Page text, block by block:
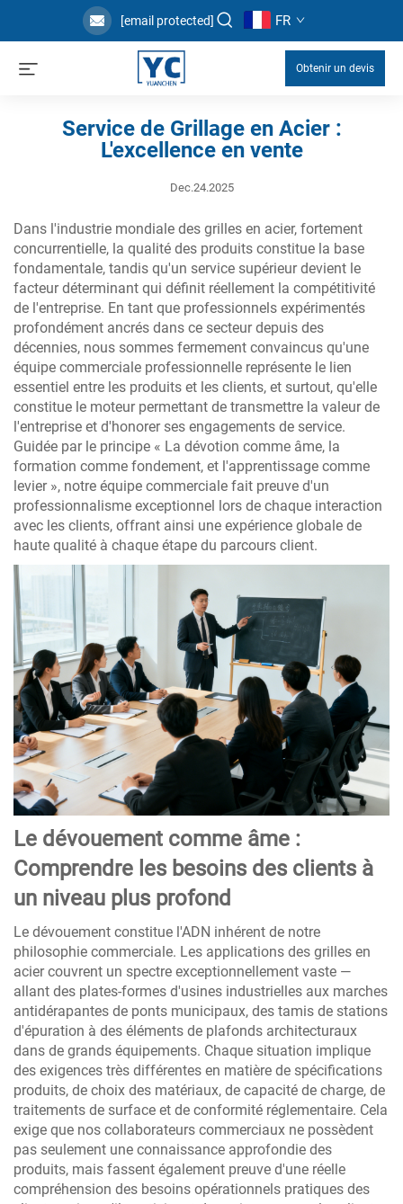
[email protected] FR
Obtenir un devis
Service de Grillage en Acier :
L'excellence en vente
Dec.24.2025
Dans l'industrie mondiale des grilles en acier, fortement
concurrentielle, la qualité des produits constitue la base
fondamentale, tandis qu'un service supérieur devient le
facteur déterminant qui définit réellement la compétitivité
de l'entreprise. En tant que professionnels expérimentés
profondément ancrés dans ce secteur depuis des
décennies, nous sommes fermement convaincus qu'une
équipe commerciale professionnelle représente le lien
essentiel entre les produits et les clients, et surtout, qu'elle
constitue le moteur permettant de transmettre la valeur de
l'entreprise et d'honorer ses engagements de service.
Guidée par le principe « La dévotion comme âme, la
formation comme fondement, et l'apprentissage comme
levier », notre équipe commerciale fait preuve d'un
professionnalisme exceptionnel lors de chaque interaction
avec les clients, offrant ainsi une expérience globale de
haute qualité à chaque étape du parcours client.
Le dévouement comme âme :
Comprendre les besoins des clients à
un niveau plus profond
Le dévouement constitue l'ADN inhérent de notre
philosophie commerciale. Les applications des grilles en
acier couvrent un spectre exceptionnellement vaste —
allant des plates-formes d'usines industrielles aux marches
antidérapantes de ponts municipaux, des tamis de stations
d'épuration à des éléments de plafonds architecturaux
dans de grands équipements. Chaque situation implique
des exigences très différentes en matière de spécifications
produits, de choix des matériaux, de capacité de charge, de
traitements de surface et de conformité réglementaire. Cela
exige que nos collaborateurs commerciaux ne possèdent
pas seulement une connaissance approfondie des
produits, mais fassent également preuve d'une réelle
compréhension des besoins opérationnels pratiques des